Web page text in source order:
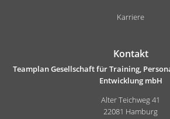
Karriere
Kontakt
Teamplan Gesellschaft für Training,
Entwicklung mbH
Alter Teichweg 41
22081 Hamburg